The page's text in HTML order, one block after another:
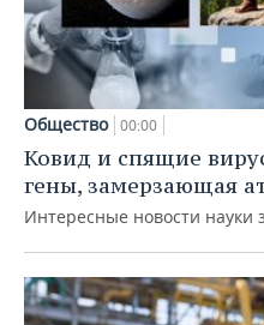
Общество 00:00
Ковид и спящие
гены, замерзающая
Интересные новости науки